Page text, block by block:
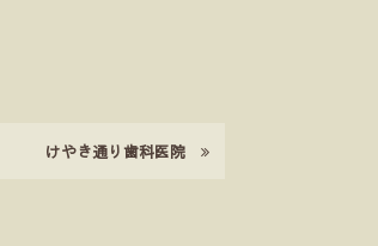
けやき通り歯科医院